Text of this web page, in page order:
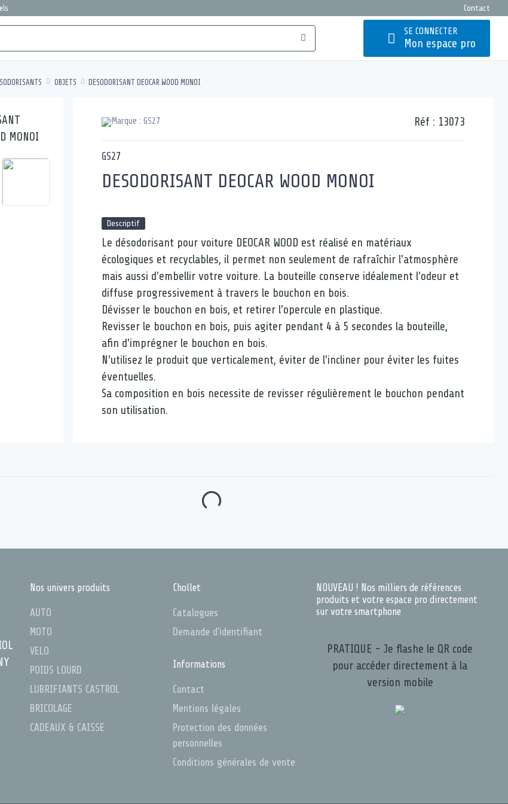
Contact
SE CONNECTER
Mon espace pro
OBJETS DESODORISANT DEOCAR WOOD MONOI
Réf : 13073
GS27
DESODORISANT DEOCAR WOOD MONOI
Descriptif
Le désodorisant pour voiture DEOCAR WOOD est réalisé en matériaux
écologiques et recyclables, il permet non seulement de rafraîchir l'atmosphère
mais aussi d'embellir votre voiture. La bouteille conserve idéalement l'odeur et
diffuse progressivement à travers le bouchon en bois.
Dévisser le bouchon en bois, et retirer l'opercule en plastique.
Revisser le bouchon en bois, puis agiter pendant 4 à 5 secondes la bouteille,
afin d'imprégner le bouchon en bois.
N'utilisez le produit que verticalement, éviter de l'incliner pour éviter les fuites
éventuelles.
Sa composition en bois necessite de revisser régulièrement le bouchon pendant
son utilisation.
Nos univers produits
AUTO
MOTO
VELO
POIDS LOURD
LUBRIFIANTS CASTROL
BRICOLAGE
CADEAUX & CAISSE
Chollet
Catalogues
Demande d'identifiant
Informations
Contact
Mentions légales
Protection des données
personnelles
Conditions générales de vente
NOUVEAU ! Nos milliers de références
produits et votre espace pro directement
sur votre smartphone
PRATIQUE - Je flashe le QR code
pour accéder directement à la
version mobile